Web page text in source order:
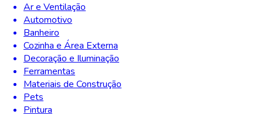
Ar e Ventilação
Automotivo
Banheiro
Cozinha e Área Externa
Decoração e Iluminação
Ferramentas
Materiais de Construção
Pets
Pintura